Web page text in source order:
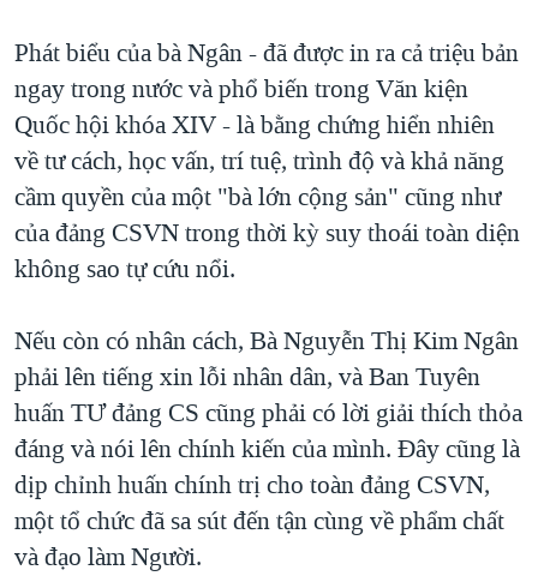
Phát biểu của bà Ngân - đã được in ra cả triệu bản
ngay trong nước và phổ biến trong Văn kiện
Quốc hội khóa XIV - là bằng chứng hiển nhiên
về tư cách, học vấn, trí tuệ, trình độ và khả năng
cầm quyền của một "bà lớn cộng sản" cũng như
của đảng CSVN trong thời kỳ suy thoái toàn diện
không sao tự cứu nổi.
Nếu còn có nhân cách, Bà Nguyễn Thị Kim Ngân
phải lên tiếng xin lỗi nhân dân, và Ban Tuyên
huấn TƯ đảng CS cũng phải có lời giải thích thỏa
đáng và nói lên chính kiến của mình. Đây cũng là
dịp chỉnh huấn chính trị cho toàn đảng CSVN,
một tổ chức đã sa sút đến tận cùng về phẩm chất
và đạo làm Người.